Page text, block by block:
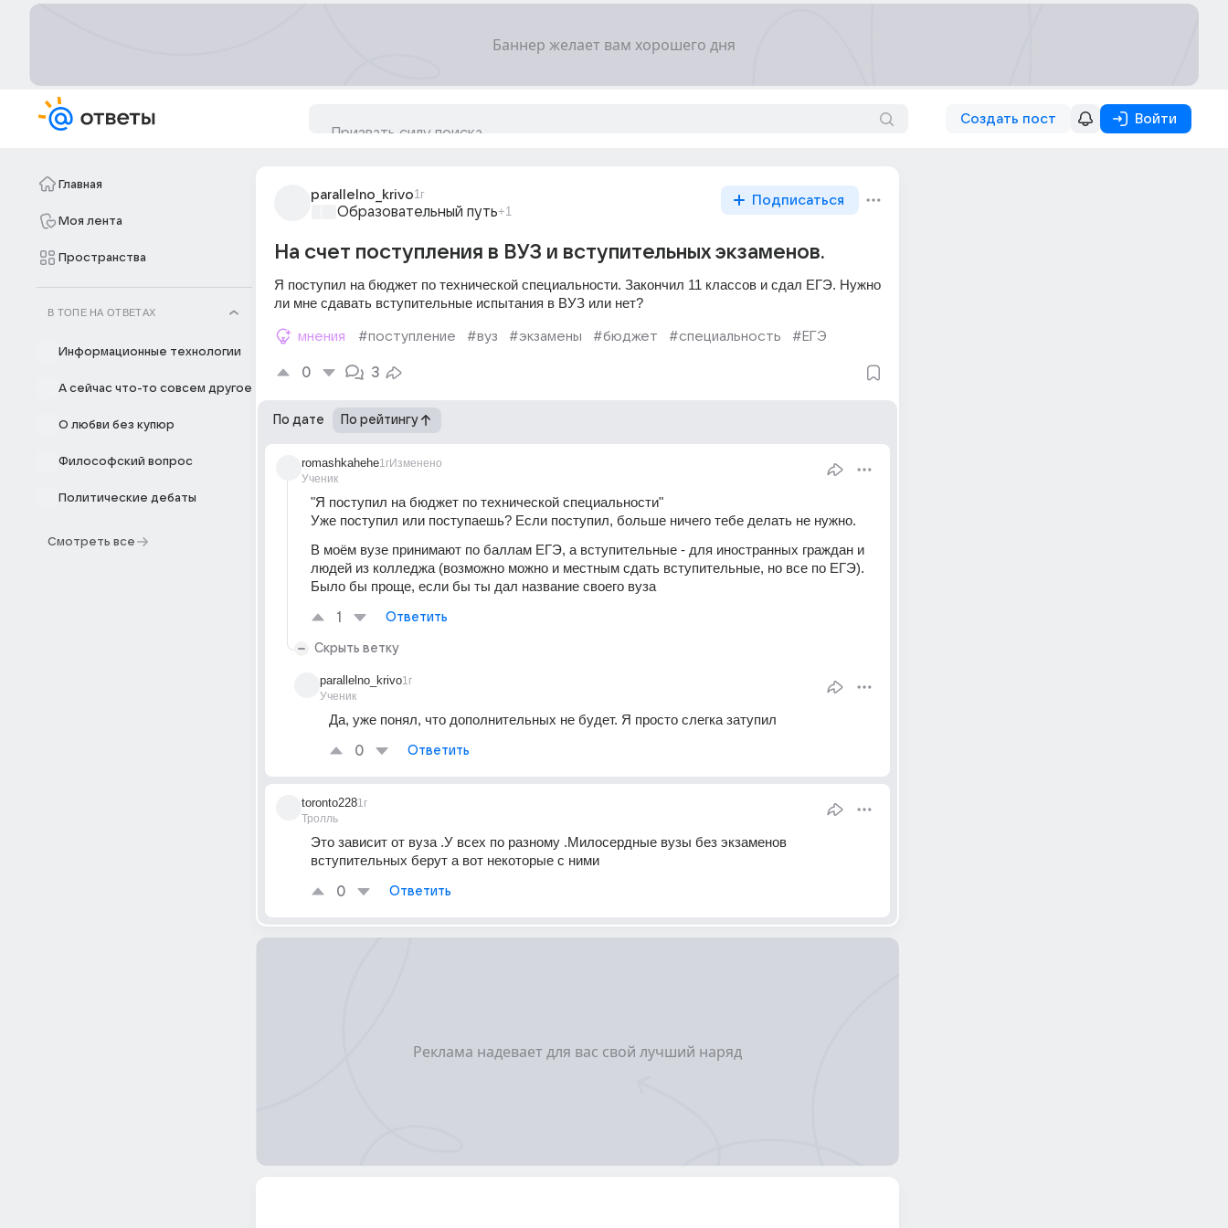
Создать пост Войти
Главная
Моя лента
Пространства
В ТОПЕ НА ОТВЕТАХ
Информационные технологии
А сейчас что-то совсем другое
О любви без купюр
Философский вопрос
Политические дебаты
Смотреть все
parallelno_krivo1г
Образовательный путь+1
Подписаться
На счет поступления в ВУЗ и вступительных экзаменов.
Я поступил на бюджет по технической специальности. Закончил 11 классов и сдал ЕГЭ. Нужно
ли мне сдавать вступительные испытания в ВУЗ или нет?
мнения #поступление #вуз #экзамены #бюджет #специальность #ЕГЭ
0 3
По дате По рейтингу
romashkahehe
Ученик
1гИзменено
"Я поступил на бюджет по технической специальности"
Уже поступил или поступаешь? Если поступил, больше ничего тебе делать не нужно.
В моём вузе принимают по баллам ЕГЭ, а вступительные - для иностранных граждан и
людей из колледжа (возможно можно и местным сдать вступительные, но все по ЕГЭ).
Было бы проще, если бы ты дал название своего вуза
1 Ответить
Скрыть ветку
parallelno_krivo
Ученик
1г
Да, уже понял, что дополнительных не будет. Я просто слегка затупил
0 Ответить
toronto228
Тролль
1г
Это зависит от вуза .У всех по разному .Милосердные вузы без экзаменов
вступительных берут а вот некоторые с ними
0 Ответить